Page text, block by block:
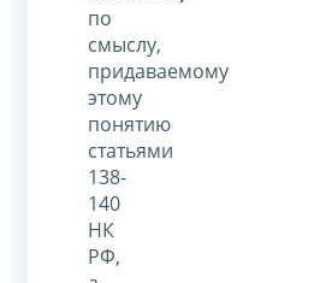
по
смыслу,
придаваемому
этому
понятию
статьями
138-
140
НК
РФ,